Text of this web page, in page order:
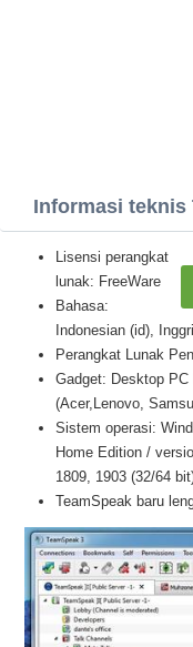
Informasi teknis
Lisensi perangkat
lunak: FreeWare
Bahasa:
Indonesian (id),
Perangkat Lunak
Gadget: Desktop
(Acer,Lenovo,
Sistem operasi:
Home Edition /
1809, 1903 (32/64
TeamSpeak baru